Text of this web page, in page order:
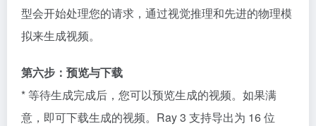
型会开始处理您的请求，通过视觉推理和先进的物理模
拟来生成视频。
第六步：预览与下载
* 等待生成完成后，您可以预览生成的视频。如果满
意，即可下载生成的视频。Ray 3 支持导出为 16 位